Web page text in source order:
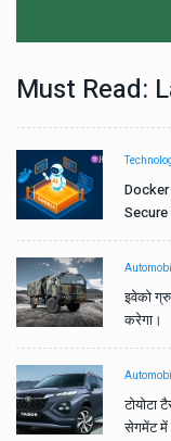
Must Read:
इवेको
करेगा।
टोयोटा
सेगमेंट में